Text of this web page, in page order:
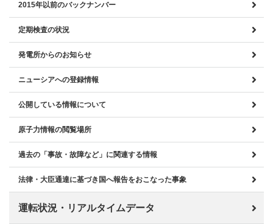
2015年以前のバックナンバー
定期検査の状況
発電所からのお知らせ
ニューシアへの登録情報
公開している情報について
原子力情報の閲覧場所
過去の「事故・故障など」に関連する情報
法律・大臣通達に基づき国へ報告をおこなった事象
運転状況・リアルタイムデータ